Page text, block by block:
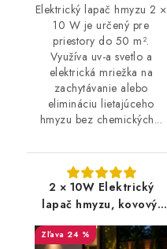
Elektrický lapač hmyzu 2 ×
10 W je určený pre
priestory do 50 m².
Využíva uv-a svetlo a
elektrická mriežka na
zachytávanie alebo
elimináciu lietajúceho
hmyzu bez chemických...
2 × 10W Elektrický
lapač hmyzu, kovový,
24 %